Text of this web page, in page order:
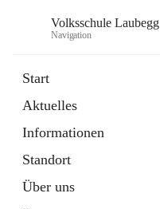
Volksschule Laubegg
Navigation
Start
Aktuelles
Informationen
Standort
Über uns
Artikel
in
Tab